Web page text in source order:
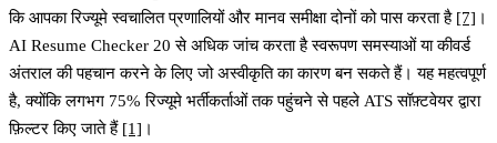
कि आपका रिज्यूमे स्वचालित प्रणालियों और मानव समीक्षा दोनों को पास करता है [7] ।
AI Resume Checker 20 से अधिक जांच करता है स्वरूपण समस्याओं या कीवर्ड
अंतराल की पहचान करने के लिए जो अस्वीकृति का कारण बन सकते हैं। यह महत्वपूर्ण
है, क्योंकि लगभग 75% रिज्यूमे भर्तीकर्ताओं तक पहुंचने से पहले ATS सॉफ़्टवेयर द्वारा
फ़िल्टर किए जाते हैं [1] ।